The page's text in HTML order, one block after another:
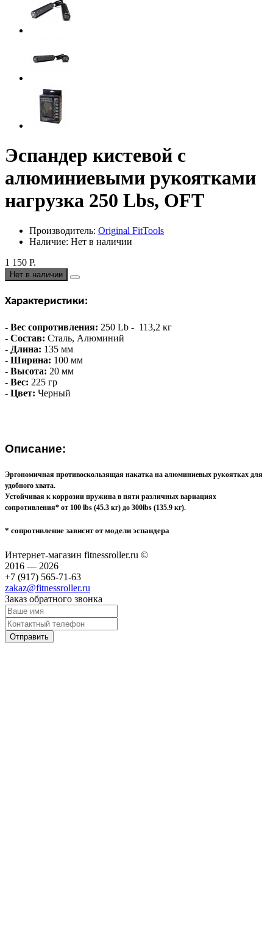
Эспандер кистевой с
алюминиевыми рукоятками
нагрузка 250 Lbs, OFT
Производитель: Original FitTools
Наличие: Нет в наличии
1 150 Р.
Нет в наличии
Характеристики:
- Вес сопротивления: 250 Lb - 113,2 кг
- Состав: Сталь, Алюминий
- Длина: 135 мм
- Ширина: 100 мм
- Высота: 20 мм
- Вес: 225 гр
- Цвет: Черный
Описание:
Эргономичная противоскользящая накатка на алюминиевых рукоятках для
удобного хвата.
Устойчивая к коррозии пружина в пяти различных вариациях
сопротивления* от 100 lbs (45.3 кг) до 300lbs (135.9 кг).
* сопротивление зависит от модели эспандера
Интернет-магазин fitnessroller.ru ©
2016 — 2026
+7 (917) 565-71-63
zakaz@fitnessroller.ru
Заказ обратного звонка
Отправить